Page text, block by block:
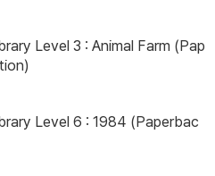
Level 3 : Animal Farm (Pap
Level 6 : 1984 (Paperbac